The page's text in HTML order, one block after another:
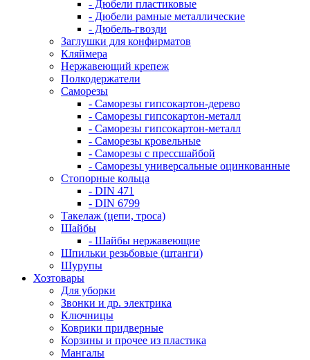
- Дюбели пластиковые
- Дюбели рамные металлические
- Дюбель-гвозди
Заглушки для конфирматов
Кляймера
Нержавеющий крепеж
Полкодержатели
Саморезы
- Саморезы гипсокартон-дерево
- Саморезы гипсокартон-металл
- Саморезы гипсокартон-металл
- Саморезы кровельные
- Саморезы с прессшайбой
- Саморезы универсальные оцинкованные
Стопорные кольца
- DIN 471
- DIN 6799
Такелаж (цепи, троса)
Шайбы
- Шайбы нержавеющие
Шпильки резьбовые (штанги)
Шурупы
Хозтовары
Для уборки
Звонки и др. электрика
Ключницы
Коврики придверные
Корзины и прочее из пластика
Мангалы